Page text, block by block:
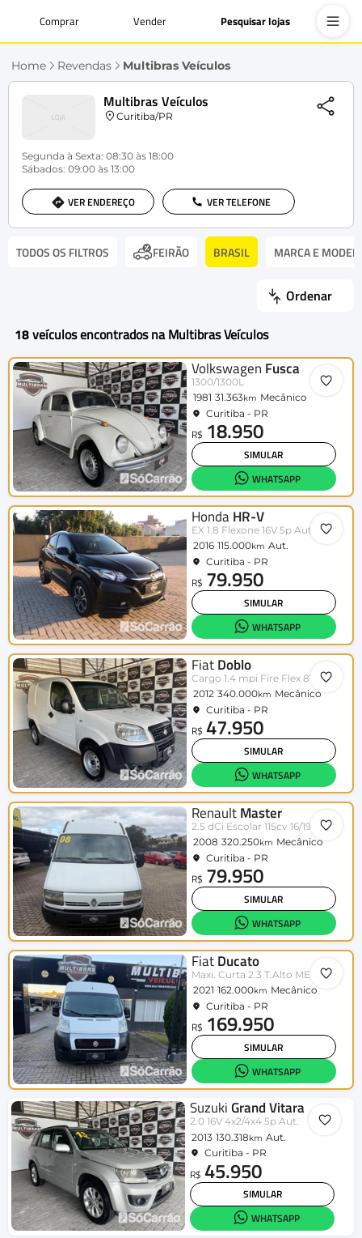
Comprar Vender Pesquisar lojas
Home Revendas Multibras Veículos
Multibras Veículos
Curitiba/PR
Segunda à Sexta: 08:30 às 18:00
Sábados: 09:00 às 13:00
VER ENDEREÇO VER TELEFONE
TODOS OS FILTROS FEIRÃO BRASIL MARCA E
Ordenar
18veículos encontrados na Multibras Veículos
Volkswagen Fusca
1300/1300L
1981 31.363km Mecânico
Curitiba - PR
R$ 18.950
SIMULAR
WHATSAPP
Honda HR-V
EX 1.8 Flexone 16V 5p Aut.
2016 115.000km Aut.
Curitiba - PR
R$ 79.950
SIMULAR
WHATSAPP
Fiat Doblo
Cargo 1.4 mpi Fire Flex 8V 3p
2012 340.000km Mecânico
Curitiba - PR
R$ 47.950
SIMULAR
WHATSAPP
Renault Master
2.5 dCi Escolar 115cv 16/19L Dies
2008 320.250km Mecânico
Curitiba - PR
R$ 79.950
SIMULAR
WHATSAPP
Fiat Ducato
Maxi. Curta 2.3 T.Alto ME Diesel
2021 162.000km Mecânico
Curitiba - PR
R$ 169.950
SIMULAR
WHATSAPP
SuzukiGrand Vitara
2.0 16V 4x2/4x4 5p Aut.
2013 130.318km Aut.
Curitiba - PR
R$ 45.950
SIMULAR
WHATSAPP